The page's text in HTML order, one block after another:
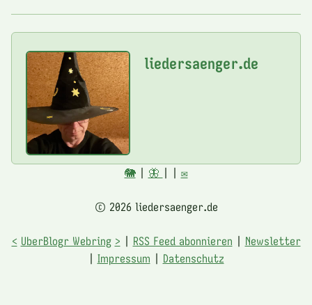
liedersaenger.de
🐘| 🦋 ✉️
© 2026 liedersaenger.de
< UberBlogr Webring > RSS Feed abonnieren
Newsletter
Impressum Datenschutz